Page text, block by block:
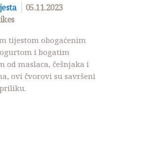
05.11.2023
tijestom obogaćenim
i bogatim
od maslaca, češnjaka i
ovi čvorovi su savršeni